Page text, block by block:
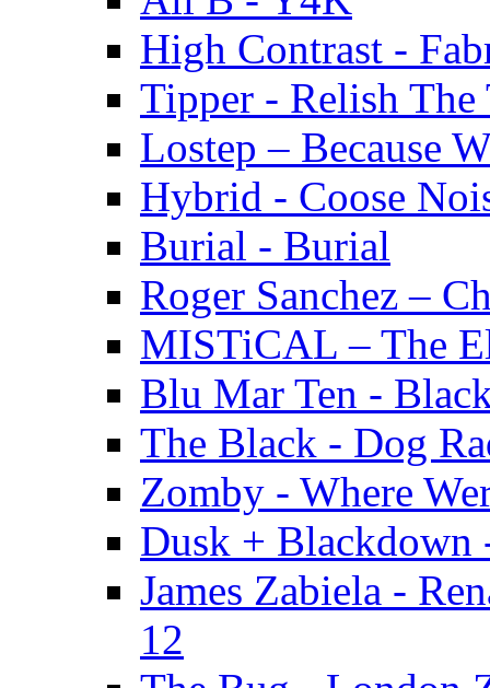
High Contrast -
Tipper - Relish The
Lostep – Because
Hybrid - Coose
Burial - Burial
Roger Sanchez –
MISTiCAL – The
Blu Mar Ten -
The Black - Dog
Zomby - Where
Dusk + Blackdown
James Zabiela -
12